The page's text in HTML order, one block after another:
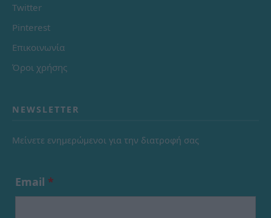
Twitter
Pinterest
Επικοινωνία
Όροι χρήσης
NEWSLETTER
Μείνετε ενημερώμενοι για την διατροφή σας
Email *